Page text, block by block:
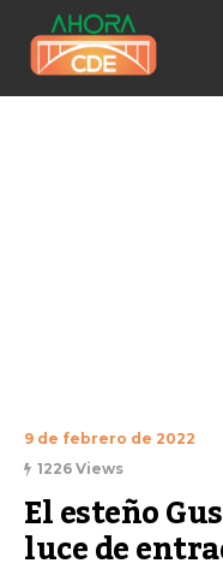
9 de febrero de 2022
1226 Views
El esteño
luce de